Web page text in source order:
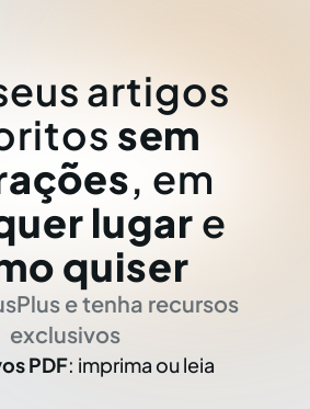
artigos
sem
, em
lugar e
quiser
e tenha recursos
exclusivos
PDF: imprima ou leia